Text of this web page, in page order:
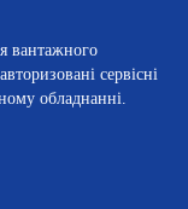
вантажного
сервісні
обладнанні.